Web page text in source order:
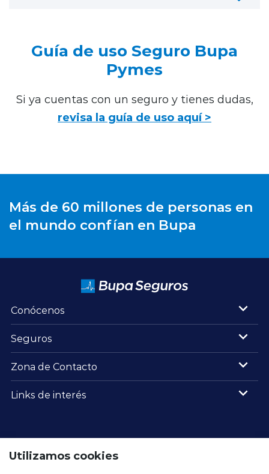
Utilizamos cookies
Guía de uso Seguro Bupa
Pymes
Si ya cuentas con un seguro y tienes dudas,
revisa la guía de uso aquí >
Más de 60 millones de personas en
el mundo confían en Bupa
Conócenos
Seguros
Zona de Contacto
Links de interés